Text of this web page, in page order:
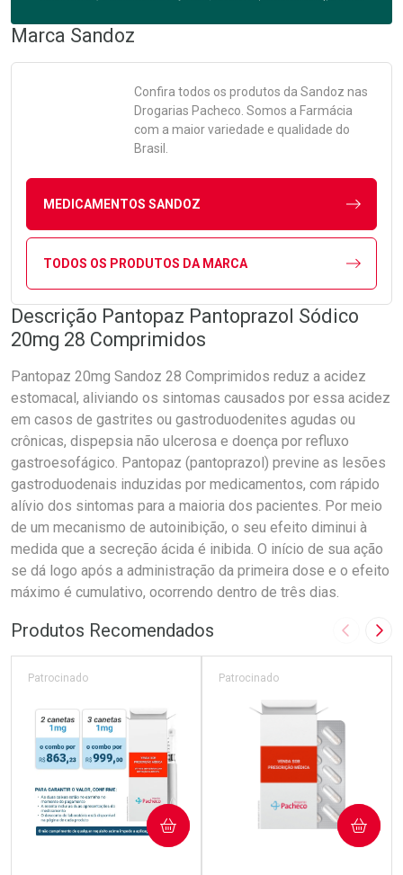
Marca Sandoz
Confira todos os produtos da Sandoz nas
Drogarias Pacheco. Somos a Farmácia
com a maior variedade e qualidade do
Brasil.
MEDICAMENTOS SANDOZ
TODOS OS PRODUTOS DA MARCA
Descrição Pantopaz Pantoprazol Sódico
20mg 28 Comprimidos
Pantopaz 20mg Sandoz 28 Comprimidos reduz a acidez
estomacal, aliviando os sintomas causados por essa acidez
em casos de gastrites ou gastroduodenites agudas ou
crônicas, dispepsia não ulcerosa e doença por refluxo
gastroesofágico. Pantopaz (pantoprazol) previne as lesões
gastroduodenais induzidas por medicamentos, com rápido
alívio dos sintomas para a maioria dos pacientes. Por meio
de um mecanismo de autoinibição, o seu efeito diminui à
medida que a secreção ácida é inibida. O início de sua ação
se dá logo após a administração da primeira dose e o efeito
máximo é cumulativo, ocorrendo dentro de três dias.
Produtos Recomendados Imagem
Patrocinado
COMPRAR
Patrocinado
COMPRAR